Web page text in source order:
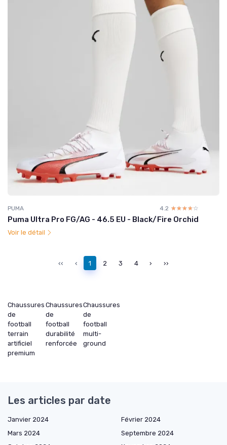
PUMA 4.2 ☆☆☆☆☆
★★★★★
Puma Ultra Pro FG/AG - 46.5 EU - Black/Fire Orchid
Voir le détail
‹‹ ‹ 1 2 3 4 › ››
Chaussures
de
football
terrain
artificiel
premium
Chaussures
de
football
durabilité
renforcée
Chaussures
de
football
multi-
ground
Les articles par date
Janvier 2024
Février 2024
Mars 2024
Septembre 2024